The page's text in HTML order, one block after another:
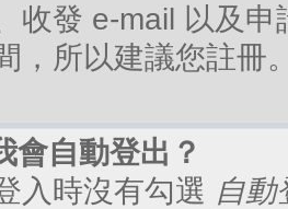
收發 e-mail 以及
，所以建議您註冊
會自動登出？
入時沒有勾選 自動